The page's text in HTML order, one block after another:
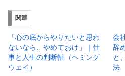
関連
「心の底からやりたいと思わ
ないなら、やめておけ」｜仕
事と人生の判断軸（ヘミング
ウェイ）
会
辞
と
法